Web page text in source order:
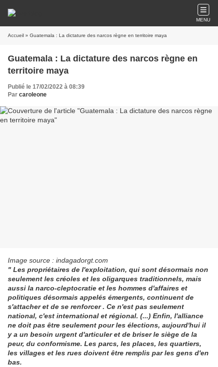
MENU
Accueil » Guatemala : La dictature des narcos règne en territoire maya
Guatemala : La dictature des narcos règne en
territoire maya
Publié le 17/02/2022 à 08:39
Par caroleone
Image source : indagadorgt.com
" Les propriétaires de l'exploitation, qui sont désormais non
seulement les créoles et les oligarques traditionnels, mais
aussi la narco-cleptocratie et les hommes d'affaires et
politiques désormais appelés émergents, continuent de
s'attacher et de se renforcer . Ce n'est pas seulement
national, c'est international et régional. (...) Enfin, l'alliance
ne doit pas être seulement pour les élections, aujourd'hui il
y a un besoin urgent d'articuler et de briser le siège de la
peur, du conformisme. Les parcs, les places, les quartiers,
les villages et les rues doivent être remplis par les gens d'en
bas.